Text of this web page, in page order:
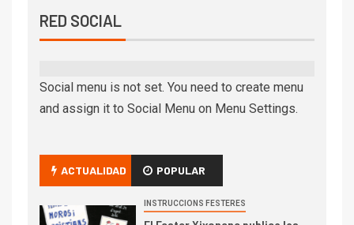
RED SOCIAL
Social menu is not set. You need to create menu
and assign it to Social Menu on Menu Settings.
ACTUALIDAD POPULAR
INSTRUCCIONS FESTERES